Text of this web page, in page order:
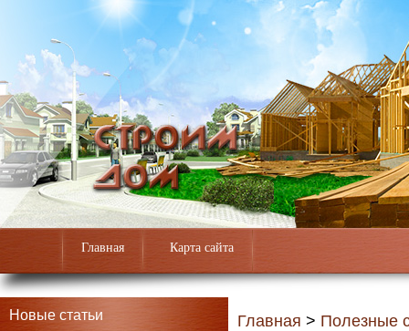
Главная Карта сайта
Новые статьи Главная > Полезные